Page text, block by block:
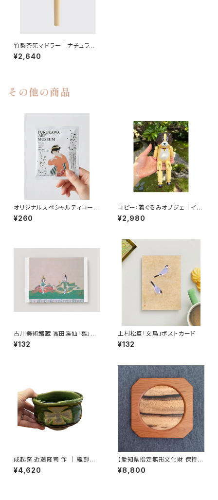
竹製茶筅マドラー｜ナチュラル
｜
¥2,640
その他の商品
オリジナルスペシャルティコーヒ
ー第２弾「松園コーヒー」ドリッ
プバッグ１袋
¥260
コピー：着ぐるみオブジェ｜イヌ
｜
¥2,980
古川美術館蔵 冨田渓仙「雛」ポ
ストカード
¥132
上村松篁「文鳥」ポストカード
¥132
成起窯 近藤隆司 作 ｜ 織部茶
碗（箱なし）
¥4,620
【愛知県指定無形文化財 保持
者】川口清三 作「黒柿と一位の
銘々皿」❷
¥8,800